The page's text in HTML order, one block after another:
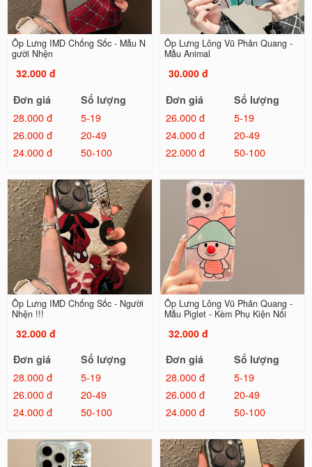
Ốp Lưng IMD Chống Sốc - Mẫu N
gười Nhện
32.000 đ
Đơn giá
Số lượng
28.000 đ
5-19
26.000 đ
20-49
24.000 đ
50-100
Ốp Lưng Lông Vũ Phản Quang -
Mẫu Animal
30.000 đ
Đơn giá
Số lượng
26.000 đ
5-19
24.000 đ
20-49
22.000 đ
50-100
Ốp Lưng IMD Chống Sốc - Người
Nhện !!!
32.000 đ
Đơn giá
Số lượng
28.000 đ
5-19
26.000 đ
20-49
24.000 đ
50-100
Ốp Lưng Lông Vũ Phản Quang -
Mẫu Piglet - Kèm Phụ Kiện Nổi
32.000 đ
Đơn giá
Số lượng
28.000 đ
5-19
26.000 đ
20-49
24.000 đ
50-100